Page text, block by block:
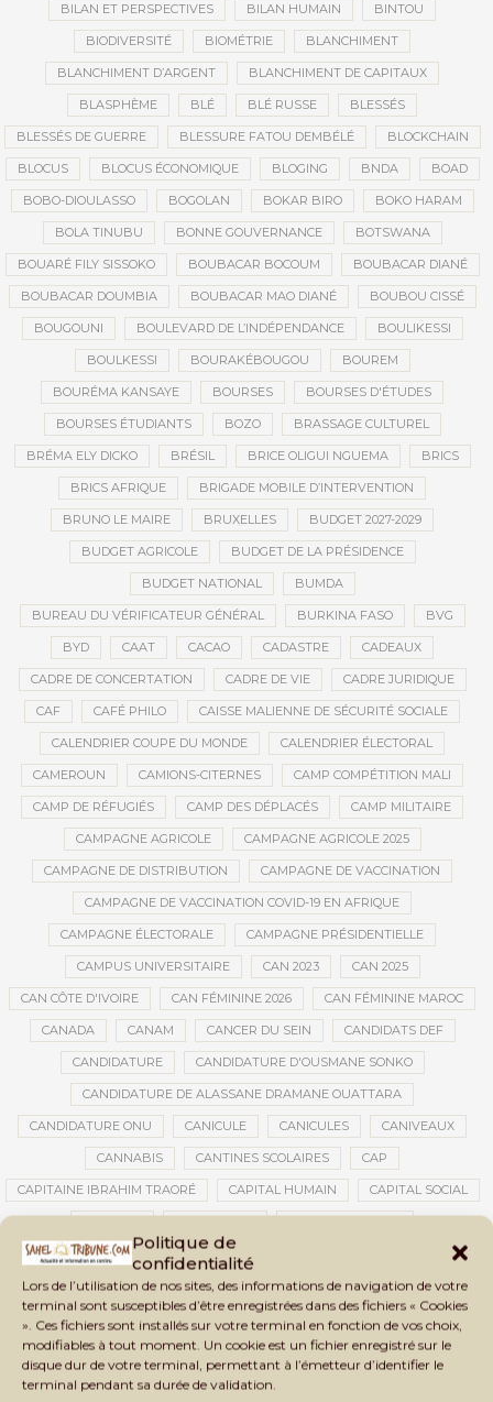
Politique de
confidentialité
Lors de l’utilisation de nos sites, des informations de navigation de votre
terminal sont susceptibles d’être enregistrées dans des fichiers « Cookies
». Ces fichiers sont installés sur votre terminal en fonction de vos choix,
modifiables à tout moment. Un cookie est un fichier enregistré sur le
disque dur de votre terminal, permettant à l’émetteur d’identifier le
terminal pendant sa durée de validation.
BILAN ET PERSPECTIVES BILAN HUMAIN BINTOU
BIODIVERSITÉ BIOMÉTRIE BLANCHIMENT
BLANCHIMENT D’ARGENT BLANCHIMENT DE CAPITAUX
BLASPHÈME BLÉ BLÉ RUSSE BLESSÉS
BLESSÉS DE GUERRE BLESSURE FATOU DEMBÉLÉ BLOCKCHAIN
BLOCUS BLOCUS ÉCONOMIQUE BLOGING BNDA BOAD
BOBO-DIOULASSO BOGOLAN BOKAR BIRO BOKO HARAM
BOLA TINUBU BONNE GOUVERNANCE BOTSWANA
BOUARÉ FILY SISSOKO BOUBACAR BOCOUM BOUBACAR DIANÉ
BOUBACAR DOUMBIA BOUBACAR MAO DIANÉ BOUBOU CISSÉ
BOUGOUNI BOULEVARD DE L’INDÉPENDANCE BOULIKESSI
BOULKESSI BOURAKÉBOUGOU BOUREM
BOURÉMA KANSAYE BOURSES BOURSES D'ÉTUDES
BOURSES ÉTUDIANTS BOZO BRASSAGE CULTUREL
BRÉMA ELY DICKO BRÉSIL BRICE OLIGUI NGUEMA BRICS
BRICS AFRIQUE BRIGADE MOBILE D’INTERVENTION
BRUNO LE MAIRE BRUXELLES BUDGET 2027-2029
BUDGET AGRICOLE BUDGET DE LA PRÉSIDENCE
BUDGET NATIONAL BUMDA
BUREAU DU VÉRIFICATEUR GÉNÉRAL BURKINA FASO BVG
BYD CAAT CACAO CADASTRE CADEAUX
CADRE DE CONCERTATION CADRE DE VIE CADRE JURIDIQUE
CAF CAFÉ PHILO CAISSE MALIENNE DE SÉCURITÉ SOCIALE
CALENDRIER COUPE DU MONDE CALENDRIER ÉLECTORAL
CAMEROUN CAMIONS-CITERNES CAMP COMPÉTITION MALI
CAMP DE RÉFUGIÉS CAMP DES DÉPLACÉS CAMP MILITAIRE
CAMPAGNE AGRICOLE CAMPAGNE AGRICOLE 2025
CAMPAGNE DE DISTRIBUTION CAMPAGNE DE VACCINATION
CAMPAGNE DE VACCINATION COVID-19 EN AFRIQUE
CAMPAGNE ÉLECTORALE CAMPAGNE PRÉSIDENTIELLE
CAMPUS UNIVERSITAIRE CAN 2023 CAN 2025
CAN CÔTE D'IVOIRE CAN FÉMININE 2026 CAN FÉMININE MAROC
CANADA CANAM CANCER DU SEIN CANDIDATS DEF
CANDIDATURE CANDIDATURE D'OUSMANE SONKO
CANDIDATURE DE ALASSANE DRAMANE OUATTARA
CANDIDATURE ONU CANICULE CANICULES CANIVEAUX
CANNABIS CANTINES SCOLAIRES CAP
CAPITAINE IBRAHIM TRAORÉ CAPITAL HUMAIN CAPITAL SOCIAL
CARTE D’IDENTITÉ BIOMÉTRIQUE CARTE NINA CARTONS ROUGES
CASABLANCA CATASTROPHE CATASTROPHE NATURELLE
CATASTROPHES CLIMATIQUES CATASTROPHES NATURELLES
CAUTION 10 000 DOLLARS CAUTION DE VISA CDAT CECOGEC
CEDEAO CÉDÉAO CEI CÉLÉBRATION NATIONALE